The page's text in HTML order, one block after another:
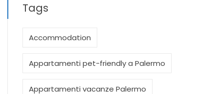
Tags
Accommodation
Appartamenti pet-friendly a Palermo
Appartamenti vacanze Palermo